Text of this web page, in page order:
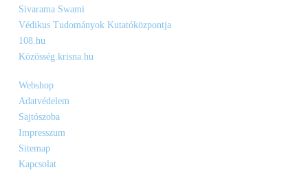
Sivarama Swami
Védikus Tudományok Kutatóközpontja
108.hu
Közösség.krisna.hu
Webshop
Adatvédelem
Sajtószoba
Impresszum
Sitemap
Kapcsolat